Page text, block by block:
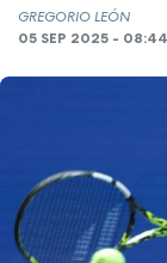
GREGORIO LEÓN
05 SEP 2025 - 08:44